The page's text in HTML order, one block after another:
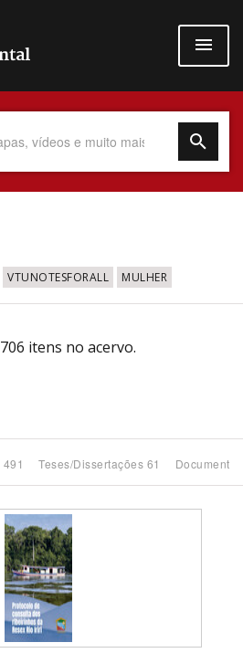
VTUNOTESFORALL MULHER
itens no acervo.
Teses/Dissertações 61